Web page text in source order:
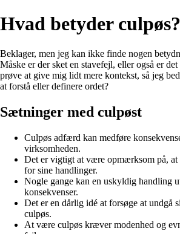
Hvad betyder culpøs?
Beklager, men jeg kan ikke finde nogen
Måske er der sket en stavefejl, eller også er
prøve at give mig lidt mere kontekst, så jeg
at forstå eller definere ordet?
Sætninger med culpøst
Culpøs adfærd kan medføre
virksomheden.
Det er vigtigt at være opmærksom på, at
for sine handlinger.
Nogle gange kan en uskyldig handling
konsekvenser.
Det er en dårlig idé at forsøge at undgå
culpøs.
At være culpøs kræver modenhed og